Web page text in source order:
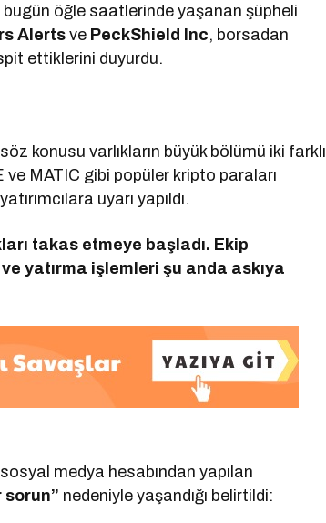
bugün öğle saatlerinde yaşanan şüpheli
Alerts ve PeckShield Inc, borsadan
ettiklerini duyurdu.
konusu varlıkların büyük bölümü iki farklı
MATIC gibi popüler kripto paraları
uyarı yapıldı.
takas etmeye başladı. Ekip
yatırma işlemleri şu anda askıya
medya hesabından yapılan
sorun” nedeniyle yaşandığı belirtildi: